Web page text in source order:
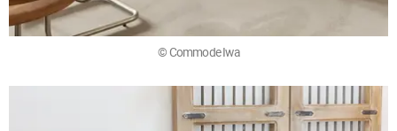
© Commode Iwa